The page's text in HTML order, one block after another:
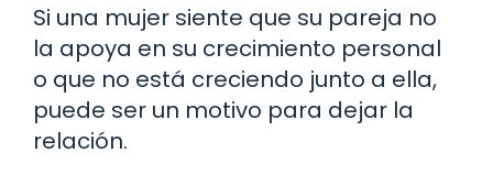
Si una mujer siente que su pareja no
la apoya en su crecimiento personal
o que no está creciendo junto a ella,
puede ser un motivo para dejar la
relación.